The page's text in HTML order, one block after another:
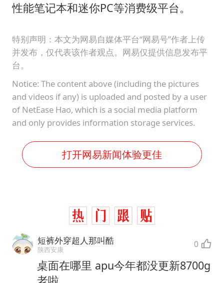
性能笔记本和迷你PC等消费级平台。
特别声明：本文为网易自媒体平台“网易号”作者上传
并发布，仅代表该作者观点。网易仅提供信息发布平
台。
Notice: The content above (including the pictures
and videos if any) is uploaded and posted by a user
of NetEase Hao, which is a social media platform
and only provides information storage services.
打开网易新闻体验更佳
短裤外穿超人那叫酷
陕西安康 0
桌面在哪里 apu今年都没更新8700g